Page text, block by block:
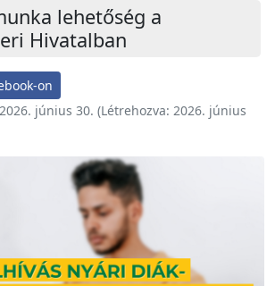
lehetőség a
Hivatalban
on
2026. június 30. (Létrehozva: 2026. június